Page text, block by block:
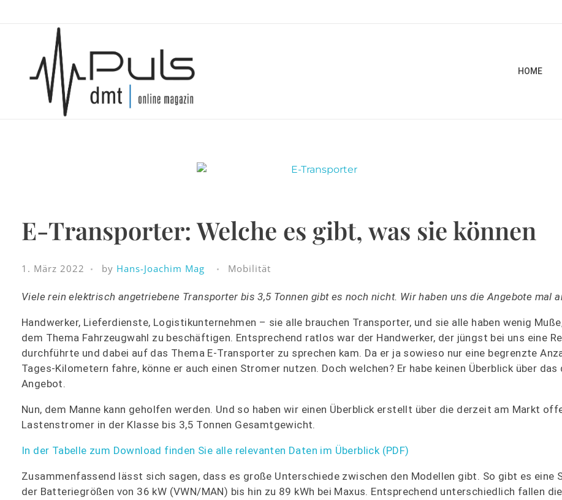
HOME
E-Transporter: Welche es gibt, was sie können
1. März 2022 by Hans-Joachim Mag Mobilität
Viele rein elektrisch angetriebene Transporter bis 3,5 Tonnen gibt es noch nicht. Wir haben uns die Angebote mal
Handwerker, Lieferdienste, Logistikunternehmen – sie alle brauchen Transporter, und sie alle haben wenig
dem Thema Fahrzeugwahl zu beschäftigen. Entsprechend ratlos war der Handwerker, der jüngst bei uns eine
durchführte und dabei auf das Thema E-Transporter zu sprechen kam. Da er ja sowieso nur eine begrenzte
Tages-Kilometern fahre, könne er auch einen Stromer nutzen. Doch welchen? Er habe keinen Überblick über
Angebot.
Nun, dem Manne kann geholfen werden. Und so haben wir einen Überblick erstellt über die derzeit am Markt
Lastenstromer in der Klasse bis 3,5 Tonnen Gesamtgewicht.
In der Tabelle zum Download finden Sie alle relevanten Daten im Überblick (PDF)
Zusammenfassend lässt sich sagen, dass es große Unterschiede zwischen den Modellen gibt. So gibt es eine
der Batteriegrößen von 36 kW (VWN/MAN) bis hin zu 89 kWh bei Maxus. Entsprechend unterschiedlich fallen die